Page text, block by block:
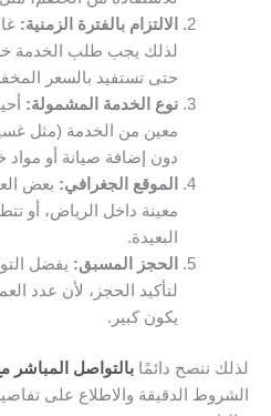
الالتزام بالفترة الزمنية:
لذلك يجب طلب الخدمة
حتى تستفيد بالسعر
نوع الخدمة المشمولة:
معين من الخدمة (مثل
دون إضافة صيانة أو مواد
الموقع الجغرافي: بعض
معينة داخل الرياض، أو
البعيدة.
الحجز المسبق: يفضل
لتأكيد الحجز، لأن عدد
يكون كبير.
لذلك ننصح دائمًا بالتواصل المباشر
الشروط الدقيقة والاطلاع على